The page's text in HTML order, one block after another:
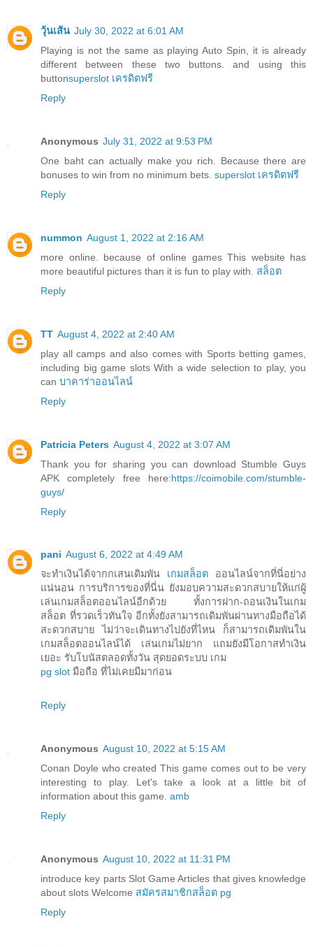
วุ้นเส้น July 30, 2022 at 6:01 AM
Playing is not the same as playing Auto Spin, it is already
different between these two buttons. and using this
buttonsuperslot เครดิตฟรี
Reply
Anonymous July 31, 2022 at 9:53 PM
One baht can actually make you rich. Because there are
bonuses to win from no minimum bets. superslot เครดิตฟรี
Reply
nummon August 1, 2022 at 2:16 AM
more online. because of online games This website has
more beautiful pictures than it is fun to play with. สล็อต
Reply
TT August 4, 2022 at 2:40 AM
play all camps and also comes with Sports betting games,
including big game slots With a wide selection to play, you
can บาคาร่าออนไลน์
Reply
Patricia Peters August 4, 2022 at 3:07 AM
Thank you for sharing you can download Stumble Guys
APK completely free here:https://coimobile.com/stumble-
guys/
Reply
pani August 6, 2022 at 4:49 AM
จะทำเงินได้จากกเสนเดิมพัน เกมสล็อต ออนไลน์จากที่นี่อย่าง
แน่นอน การบริการของที่นี่น ยังมอบความสะดวกสบายให้แก่ผู้
เล่นเกมสล็อตออนไลน์อีกด้วย ทั้งการฝาก-ถอนเงินในเกม
สล็อต ที่รวดเร็วทันใจ อีกทั้งยังสามารถเดิมพันผ่านทางมือถือได้
สะดวกสบาย ไม่ว่าจะเดินทางไปยังที่ไหน ก็สามารถเดิมพันใน
เกมสล็อตออนไลน์ได้ เล่นเกมไม่ยาก แถมยังมีโอกาสทำเงิน
เยอะ รับโบนัสตลอดทั้งวัน สุดยอดระบบ เกม
pg slot มือถือ ที่ไม่เคยมีมาก่อน
Reply
Anonymous August 10, 2022 at 5:15 AM
Conan Doyle who created This game comes out to be very
interesting to play. Let's take a look at a little bit of
information about this game. amb
Reply
Anonymous August 10, 2022 at 11:31 PM
introduce key parts Slot Game Articles that gives knowledge
about slots Welcome สมัครสมาชิกสล็อต pg
Reply